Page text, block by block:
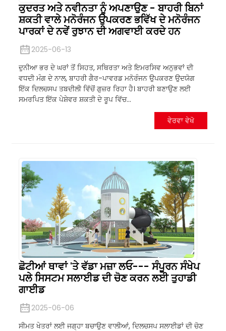
ਕੁਦਰਤ ਅਤੇ ਨਵੀਨਤਾ ਨੂੰ ਅਪਣਾਉਣ - ਬਾਹਰੀ ਬਿਨਾਂ
ਸ਼ਕਤੀ ਵਾਲੇ ਮਨੋਰੰਜਨ ਉਪਕਰਣ ਭਵਿੱਖ ਦੇ ਮਨੋਰੰਜਨ
ਪਾਰਕਾਂ ਦੇ ਨਵੇਂ ਰੁਝਾਨ ਦੀ ਅਗਵਾਈ ਕਰਦੇ ਹਨ
2025-06-13
ਦੁਨੀਆ ਭਰ ਦੇ ਘਰਾਂ ਤੋਂ ਸਿਹਤ, ਸਥਿਰਤਾ ਅਤੇ ਇਮਰਸਿਵ ਅਨੁਭਵਾਂ ਦੀ
ਵਧਦੀ ਮੰਗ ਦੇ ਨਾਲ, ਬਾਹਰੀ ਗੈਰ-ਪਾਵਰਡ ਮਨੋਰੰਜਨ ਉਪਕਰਣ ਉਦਯੋਗ
ਇੱਕ ਦਿਲਚਸਪ ਤਬਦੀਲੀ ਵਿੱਚੋਂ ਗੁਜ਼ਰ ਰਿਹਾ ਹੈ। ਬਾਹਰੀ ਬਣਾਉਣ ਲਈ
ਸਮਰਪਿਤ ਇੱਕ ਪੇਸ਼ੇਵਰ ਸ਼ਕਤੀ ਦੇ ਰੂਪ ਵਿੱਚ...
ਵੇਰਵਾ ਵੇਖੋ
ਛੋਟੀਆਂ ਥਾਵਾਂ 'ਤੇ ਵੱਡਾ ਮਜ਼ਾ ਲਓ--- ਸੰਪੂਰਨ ਸੰਖੇਪ
ਪਲੇ ਸਿਸਟਮ ਸਲਾਈਡ ਦੀ ਚੋਣ ਕਰਨ ਲਈ ਤੁਹਾਡੀ
ਗਾਈਡ
2025-06-06
ਸੀਮਤ ਖੇਤਰਾਂ ਲਈ ਜਗ੍ਹਾ ਬਚਾਉਣ ਵਾਲੀਆਂ, ਦਿਲਚਸਪ ਸਲਾਈਡਾਂ ਦੀ ਚੋਣ